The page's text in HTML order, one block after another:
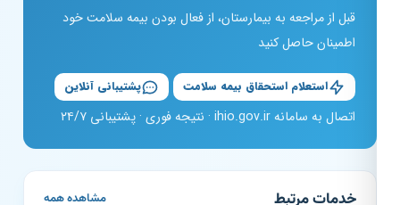
قبل از مراجعه به بیمارستان، از فعال بودن بیمه سلامت خود
اطمینان حاصل کنید
استعلام استحقاق بیمه سلامت پشتیبانی آنلاین
اتصال به سامانه ihio.gov.ir · نتیجه فوری · پشتیبانی ۲۴/۷
خدمات مرتبط مشاهده همه